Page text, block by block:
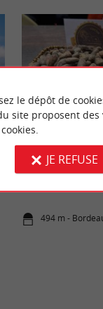
Festival
494 m -
Gourmande
le dépôt de
site proposent des
JE REFUSE